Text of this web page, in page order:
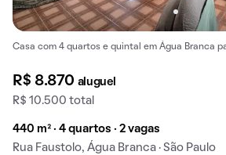
Casa com 4 quartos e quintal em Água Branca
R$ 8.870 aluguel
R$ 10.500 total
440 m² · 4 quartos · 2 vagas
Rua Faustolo, Água Branca · São Paulo